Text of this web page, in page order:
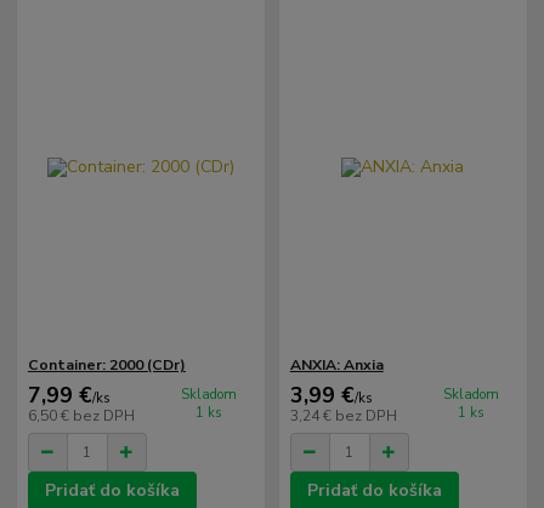
Container: 2000 (CDr)
7,99 €/ks
6,50 € bez DPH
Skladom
1 ks
Pridať do košíka
ANXIA: Anxia
3,99 €/ks
3,24 € bez DPH
Skladom
1 ks
Pridať do košíka